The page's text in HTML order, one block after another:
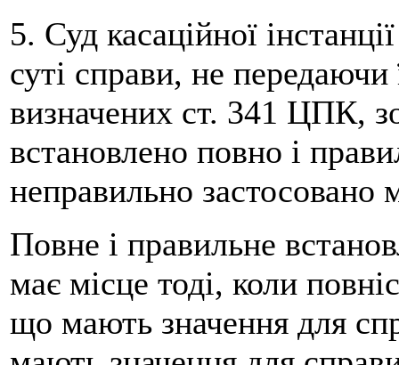
5. Суд касаційної
суті справи, не
визначених ст. 341 ЦПК,
встановлено повно і
неправильно застосовано
Повне і правильне
має місце тоді, коли
що мають значення для